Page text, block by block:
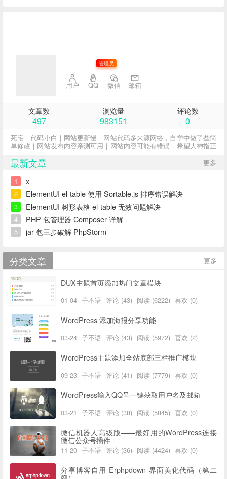
管理员
用户 QQ 微信 邮箱
文章数
497
浏览量
983151
评论数
0
死宅｜代码小白｜网站更新慢｜网站代码多来源网络，自学中做了些简
单修改｜网站发布内容亲测可用｜网站内容可能有错误，希望大神指正
更多
最新文章
1 x
2 ElementUI el-table 使用 Sortable.js 排序错误解决
3 ElementUI 树形表格 el-table 无效问题解决
4 PHP 包管理器 Composer 详解
5 jar 包三步破解 PhpStorm
更多
分类文章
DUX主题首页添加热门文章模块
01-04 子不语 评论 (43) 阅读 (6222) 喜欢 (0)
WordPress 添加海报分享功能
03-24 子不语 评论 (43) 阅读 (5972) 喜欢 (2)
WordPress主题添加全站底部三栏推广模块
09-23 子不语 评论 (41) 阅读 (7779) 喜欢 (0)
WordPress输入QQ号一键获取用户名及邮箱
03-21 子不语 评论 (38) 阅读 (5845) 喜欢 (0)
微信机器人高级版——最好用的WordPress连接
微信公众号插件
11-20 子不语 评论 (36) 阅读 (4424) 喜欢 (0)
分享博客自用 Erphpdown 界面美化代码（第二